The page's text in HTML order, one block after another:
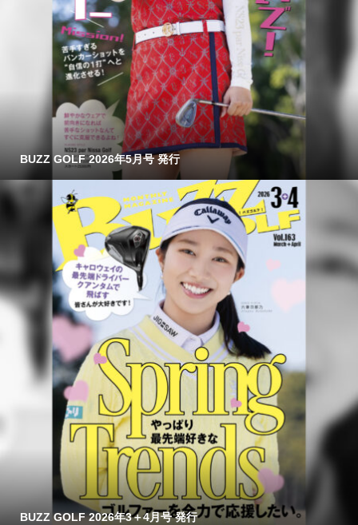
BUZZ GOLF 2026年5月号 発行
BUZZ GOLF 2026年3＋4月号 発行